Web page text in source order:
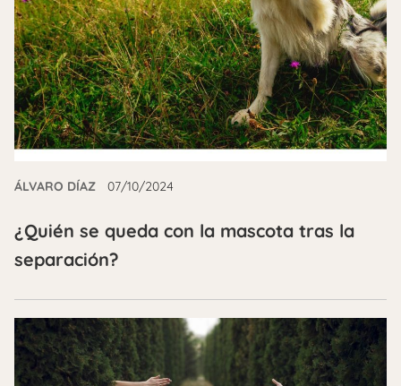
ÁLVARO DÍAZ 07/10/2024
¿Quién se queda con la mascota tras la
separación?